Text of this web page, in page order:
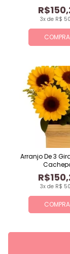
3x de R$
3x de R$
Arranjo De 3